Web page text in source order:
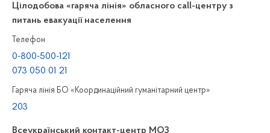
Цілодобова «гаряча лінія» обласного call-центру з
питань евакуації населення
Телефон
0-800-500-121
073 050 01 21
Гаряча лінія БО «Координаційний гуманітарний центр»
203
Всеукраїнський контакт-центр МОЗ